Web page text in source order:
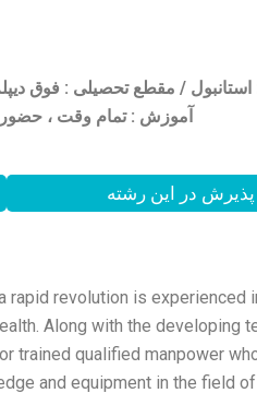
آموزش : تمام وقت ،
پذیرش در این رشته
revolution is experienced
Along with the developing
trained qualified manpower
and equipment in the field of